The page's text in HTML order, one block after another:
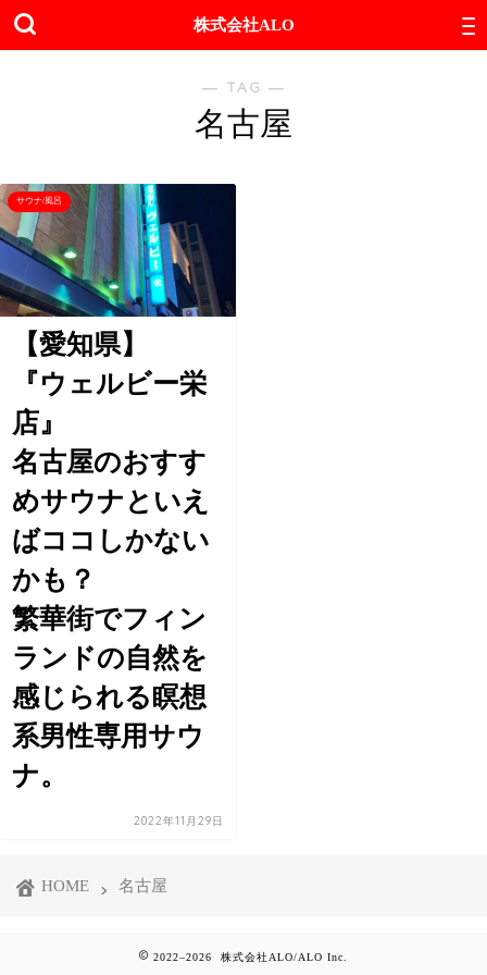
株式会社ALO
― TAG ―
名古屋
サウナ/風呂
【愛知県】
『ウェルビー栄
店』
名古屋のおすす
めサウナといえ
ばココしかない
かも？
繁華街でフィン
ランドの自然を
感じられる瞑想
系男性専用サウ
ナ。
2022年11月29日
HOME 名古屋
2022–2026 株式会社ALO/ALO Inc.